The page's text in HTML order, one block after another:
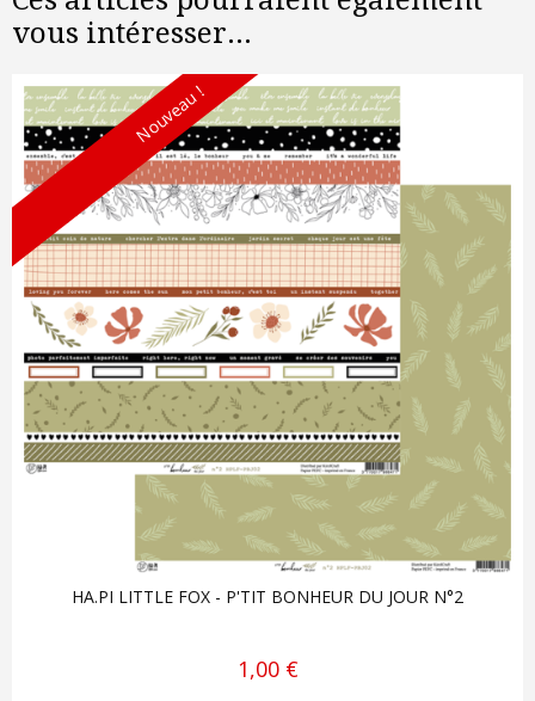
vous intéresser...
Nouveau !
HA.PI LITTLE FOX - P'TIT BONHEUR DU JOUR N°2
1,00 €